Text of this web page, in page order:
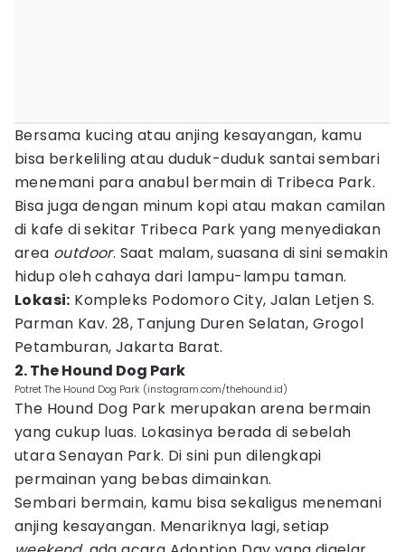
Bersama kucing atau anjing kesayangan, kamu
bisa berkeliling atau duduk-duduk santai sembari
menemani para anabul bermain di Tribeca Park.
Bisa juga dengan minum kopi atau makan camilan
di kafe di sekitar Tribeca Park yang menyediakan
area outdoor. Saat malam, suasana di sini semakin
hidup oleh cahaya dari lampu-lampu taman.
Lokasi: Kompleks Podomoro City, Jalan Letjen S.
Parman Kav. 28, Tanjung Duren Selatan, Grogol
Petamburan, Jakarta Barat.
2. The Hound Dog Park
Potret The Hound Dog Park (instagram.com/thehound.id)
The Hound Dog Park merupakan arena bermain
yang cukup luas. Lokasinya berada di sebelah
utara Senayan Park. Di sini pun dilengkapi
permainan yang bebas dimainkan.
Sembari bermain, kamu bisa sekaligus menemani
anjing kesayangan. Menariknya lagi, setiap